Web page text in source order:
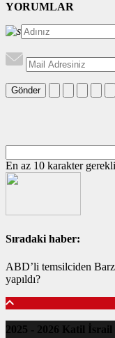
YORUMLAR
Gönder
En az 10 karakter gerekli
Sıradaki haber:
ABD’li temsilciden
yapıldı?
2025 - 2026 Katil İsrail